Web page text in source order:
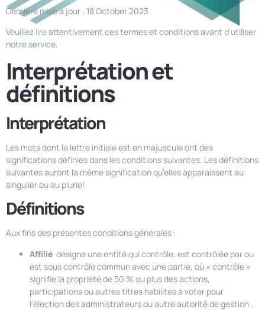
Dernière mise à jour : 18 October 2023
Veuillez lire attentivement ces termes et conditions avant d’utiliser
notre service.
Interprétation et
définitions
Interprétation
Les mots dont la lettre initiale est en majuscule ont des
significations définies dans les conditions suivantes. Les définitions
suivantes auront la même signification qu’elles apparaissent au
singulier ou au pluriel.
Définitions
Aux fins des présentes conditions générales :
Affilié désigne une entité qui contrôle, est contrôlée par ou
est sous contrôle commun avec une partie, où « contrôle »
signifie la propriété de 50 % ou plus des actions,
participations ou autres titres habilités à voter pour
l’élection des administrateurs ou autre autorité de gestion .